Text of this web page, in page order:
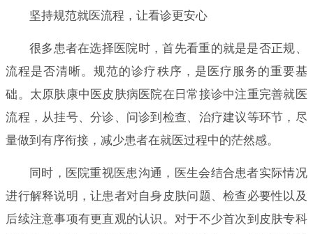
坚持规范就医流程，让看诊更安心
很多患者在选择医院时，首先看重的就是是否正规、
流程是否清晰。规范的诊疗秩序，是医疗服务的重要基
础。太原肤康中医皮肤病医院在日常接诊中注重完善就医
流程，从挂号、分诊、问诊到检查、治疗建议等环节，尽
量做到有序衔接，减少患者在就医过程中的茫然感。
同时，医院重视医患沟通，医生会结合患者实际情况
进行解释说明，让患者对自身皮肤问题、检查必要性以及
后续注意事项有更直观的认识。对于不少首次到皮肤专科